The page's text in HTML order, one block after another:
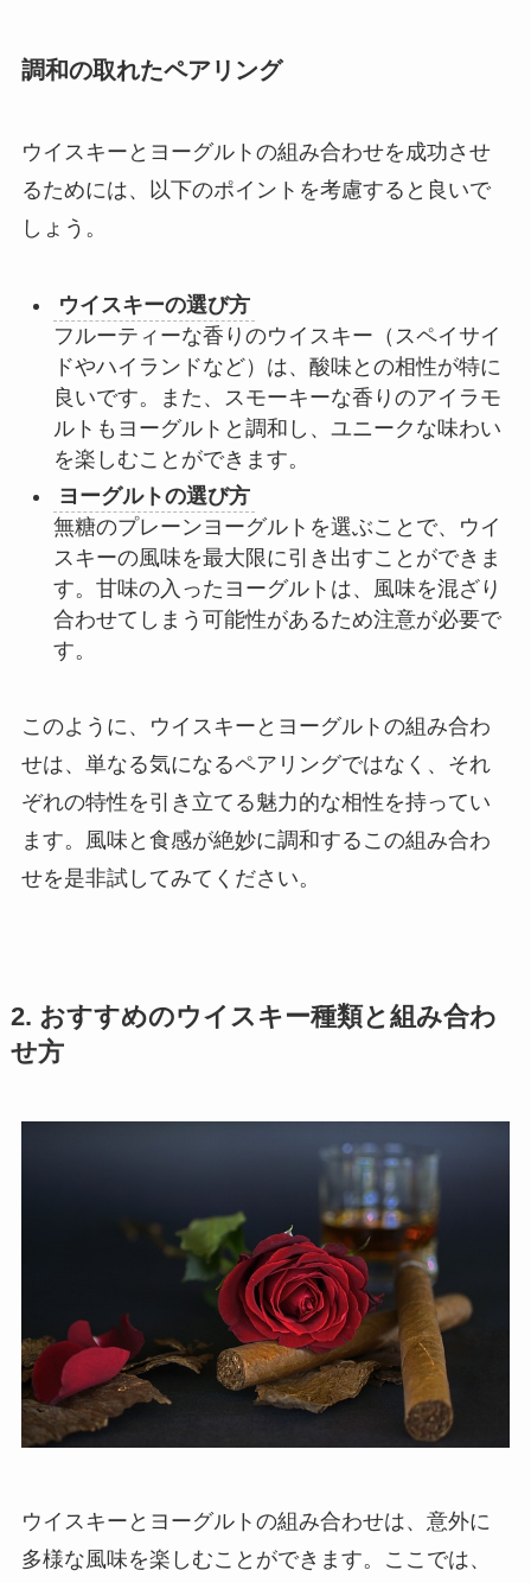
調和の取れたペアリング
ウイスキーとヨーグルトの組み合わせを成功させ
るためには、以下のポイントを考慮すると良いで
しょう。
ウイスキーの選び方
フルーティーな香りのウイスキー（スペイサイ
ドやハイランドなど）は、酸味との相性が特に
良いです。また、スモーキーな香りのアイラモ
ルトもヨーグルトと調和し、ユニークな味わい
を楽しむことができます。
ヨーグルトの選び方
無糖のプレーンヨーグルトを選ぶことで、ウイ
スキーの風味を最大限に引き出すことができま
す。甘味の入ったヨーグルトは、風味を混ざり
合わせてしまう可能性があるため注意が必要で
す。
このように、ウイスキーとヨーグルトの組み合わ
せは、単なる気になるペアリングではなく、それ
ぞれの特性を引き立てる魅力的な相性を持ってい
ます。風味と食感が絶妙に調和するこの組み合わ
せを是非試してみてください。
2. おすすめのウイスキー種類と組み合わ
せ方
ウイスキーとヨーグルトの組み合わせは、意外に
多様な風味を楽しむことができます。ここでは、